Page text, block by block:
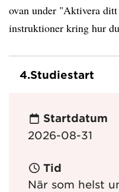
ovan under "Aktivera
instruktioner kring hur
4.Studiestart
Startdatum
2026-08-31
Tid
När som helst